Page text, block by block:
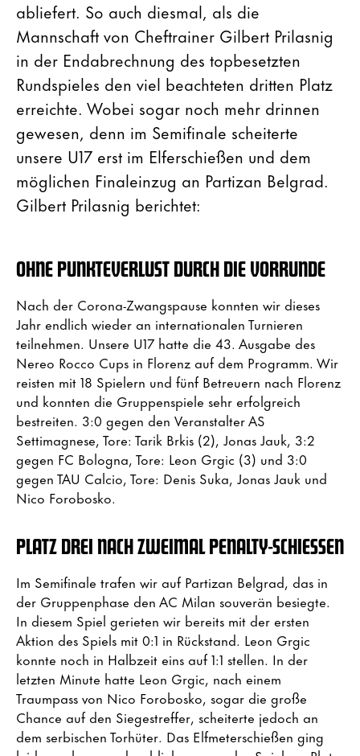
abliefert. So auch diesmal, als die
Mannschaft von Cheftrainer Gilbert Prilasnig
in der Endabrechnung des topbesetzten
Rundspieles den viel beachteten dritten Platz
erreichte. Wobei sogar noch mehr drinnen
gewesen, denn im Semifinale scheiterte
unsere U17 erst im Elferschießen und dem
möglichen Finaleinzug an Partizan Belgrad.
Gilbert Prilasnig berichtet:
OHNE PUNKTEVERLUST DURCH DIE VORRUNDE
Nach der Corona-Zwangspause konnten wir dieses
Jahr endlich wieder an internationalen Turnieren
teilnehmen. Unsere U17 hatte die 43. Ausgabe des
Nereo Rocco Cups in Florenz auf dem Programm. Wir
reisten mit 18 Spielern und fünf Betreuern nach Florenz
und konnten die Gruppenspiele sehr erfolgreich
bestreiten. 3:0 gegen den Veranstalter AS
Settimagnese, Tore: Tarik Brkis (2), Jonas Jauk, 3:2
gegen FC Bologna, Tore: Leon Grgic (3) und 3:0
gegen TAU Calcio, Tore: Denis Suka, Jonas Jauk und
Nico Forobosko.
PLATZ DREI NACH ZWEIMAL PENALTY-SCHIESSEN
Im Semifinale trafen wir auf Partizan Belgrad, das in
der Gruppenphase den AC Milan souverän besiegte.
In diesem Spiel gerieten wir bereits mit der ersten
Aktion des Spiels mit 0:1 in Rückstand. Leon Grgic
konnte noch in Halbzeit eins auf 1:1 stellen. In der
letzten Minute hatte Leon Grgic, nach einem
Traumpass von Nico Forobosko, sogar die große
Chance auf den Siegestreffer, scheiterte jedoch an
dem serbischen Torhüter. Das Elfmeterschießen ging